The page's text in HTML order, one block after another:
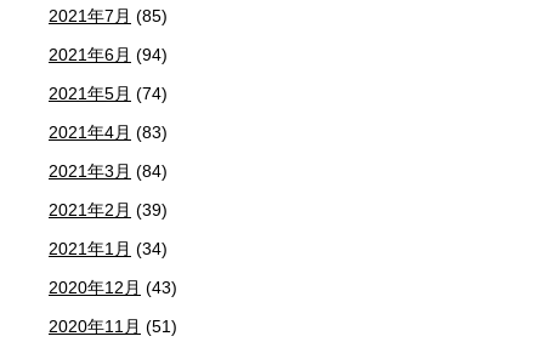
2021年7月 (85)
2021年6月 (94)
2021年5月 (74)
2021年4月 (83)
2021年3月 (84)
2021年2月 (39)
2021年1月 (34)
2020年12月 (43)
2020年11月 (51)